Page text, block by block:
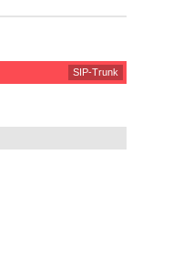
SIP-Trunk